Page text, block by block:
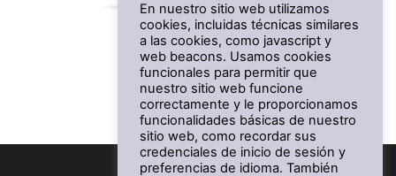
MT-125
Desde 5.499 €
En nuestro sitio web utilizamos
cookies, incluidas técnicas similares
a las cookies, como javascript y
web beacons. Usamos cookies
funcionales para permitir que
nuestro sitio web funcione
correctamente y le proporcionamos
funcionalidades básicas de nuestro
sitio web, como recordar sus
credenciales de inicio de sesión y
preferencias de idioma. También